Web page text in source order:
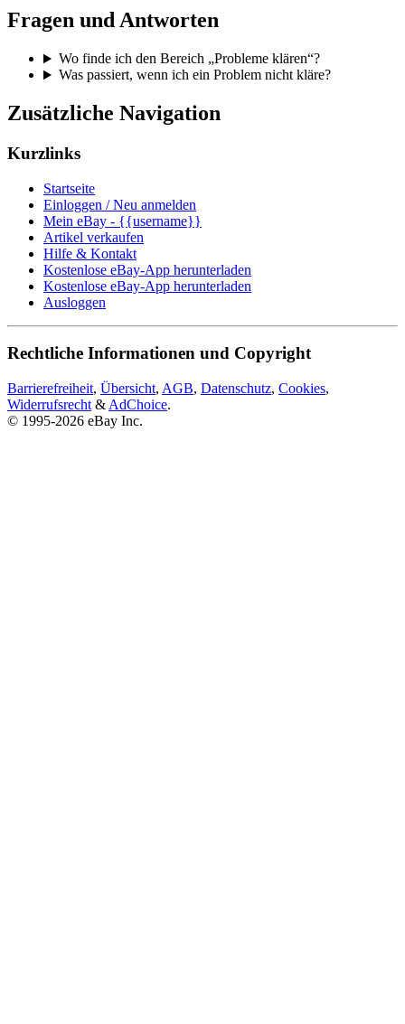
Fragen und Antworten
Wo finde ich den Bereich „Probleme klären“?
Was passiert, wenn ich ein Problem nicht kläre?
Zusätzliche Navigation
Kurzlinks
Startseite
Einloggen / Neu anmelden
Mein eBay - {{username}}
Artikel verkaufen
Hilfe & Kontakt
Kostenlose eBay-App herunterladen
Kostenlose eBay-App herunterladen
Ausloggen
Rechtliche Informationen und Copyright
Barrierefreiheit, Übersicht, AGB, Datenschutz, Cookies,
Widerrufsrecht & AdChoice.
© 1995-2026 eBay Inc.